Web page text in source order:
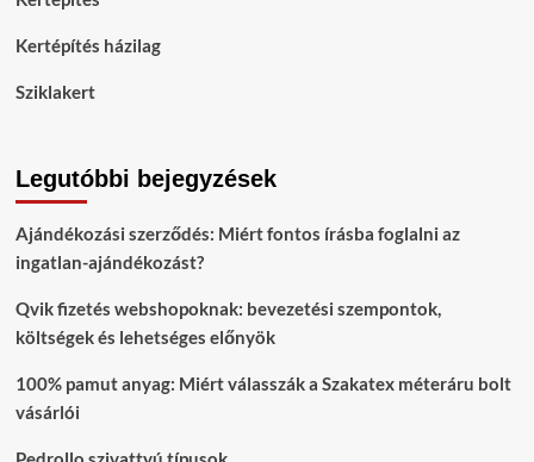
Kertépítés házilag
Sziklakert
Legutóbbi bejegyzések
Ajándékozási szerződés: Miért fontos írásba foglalni az
ingatlan-ajándékozást?
Qvik fizetés webshopoknak: bevezetési szempontok,
költségek és lehetséges előnyök
100% pamut anyag: Miért válasszák a Szakatex méteráru bolt
vásárlói